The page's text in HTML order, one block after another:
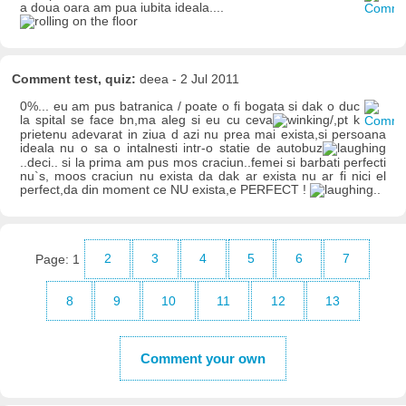
a doua oara am pua iubita ideala....
Comment test, quiz: deea - 2 Jul 2011
0%... eu am pus batranica / poate o fi bogata si dak o duc
la spital se face bn,ma aleg si eu cu ceva
/,pt k
prietenu adevarat in ziua d azi nu prea mai exista,si persoana
ideala nu o sa o intalnesti intr-o statie de autobuz
..deci.. si la prima am pus mos craciun..femei si barbati perfecti
nu`s, moos craciun nu exista da dak ar exista nu ar fi nici el
perfect,da din moment ce NU exista,e PERFECT !
Page: 1 2 3 4 5 6 7
8 9 10 11 12 13
Comment your own